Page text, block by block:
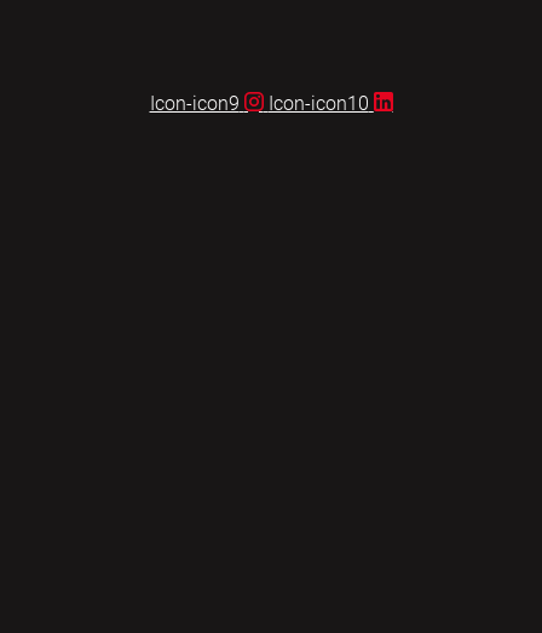
Icon-icon9 Icon-icon10